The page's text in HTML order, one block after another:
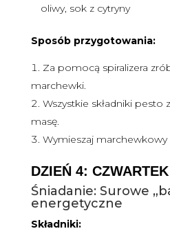
oliwy, sok z cytryny
Sposób przygotowania:
Za pomocą spiralizera
marchewki.
Wszystkie składniki pesto
masę.
Wymieszaj
DZIEŃ 4: CZWARTEK
Śniadanie: Surowe
energetyczne
Składniki: